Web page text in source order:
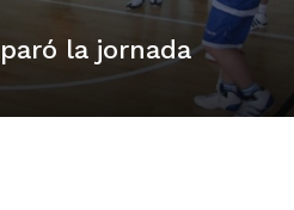
la jornada